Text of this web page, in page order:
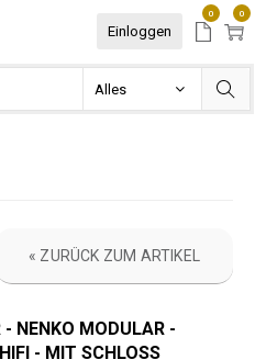
Einloggen
0 0
« ZURÜCK ZUM ARTIKEL
NENKO MODULAR -
- MIT SCHLOSS